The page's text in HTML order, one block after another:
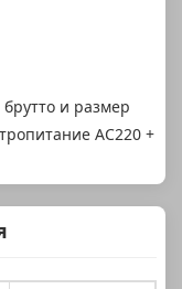
и размер
AC220 +